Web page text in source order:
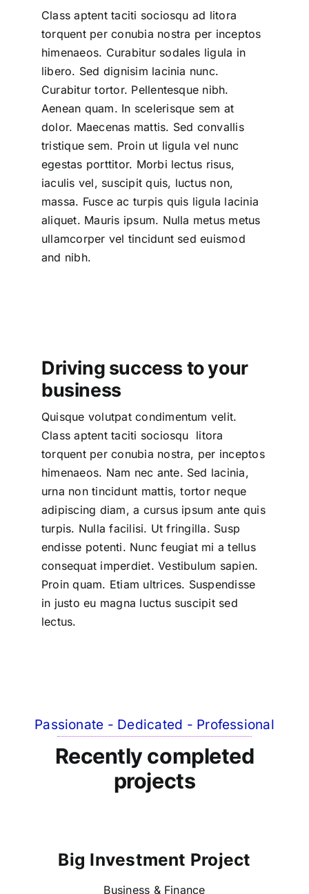
Class aptent taciti sociosqu ad litora
torquent per conubia nostra per inceptos
himenaeos. Curabitur sodales ligula in
libero. Sed dignisim lacinia nunc.
Curabitur tortor. Pellentesque nibh.
Aenean quam. In scelerisque sem at
dolor. Maecenas mattis. Sed convallis
tristique sem. Proin ut ligula vel nunc
egestas porttitor. Morbi lectus risus,
iaculis vel, suscipit quis, luctus non,
massa. Fusce ac turpis quis ligula lacinia
aliquet. Mauris ipsum. Nulla metus metus
ullamcorper vel tincidunt sed euismod
and nibh.
Driving success to your
business
Quisque volutpat condimentum velit.
Class aptent taciti sociosqu litora
torquent per conubia nostra, per inceptos
himenaeos. Nam nec ante. Sed lacinia,
urna non tincidunt mattis, tortor neque
adipiscing diam, a cursus ipsum ante quis
turpis. Nulla facilisi. Ut fringilla. Susp
endisse potenti. Nunc feugiat mi a tellus
consequat imperdiet. Vestibulum sapien.
Proin quam. Etiam ultrices. Suspendisse
in justo eu magna luctus suscipit sed
lectus.
Passionate - Dedicated - Professional
Recently completed
projects
Big Investment Project
Business & Finance